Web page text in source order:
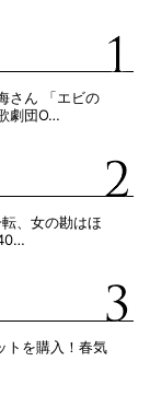
さん 「エビの
劇団O…
、女の勘はほ
トを購入！春気